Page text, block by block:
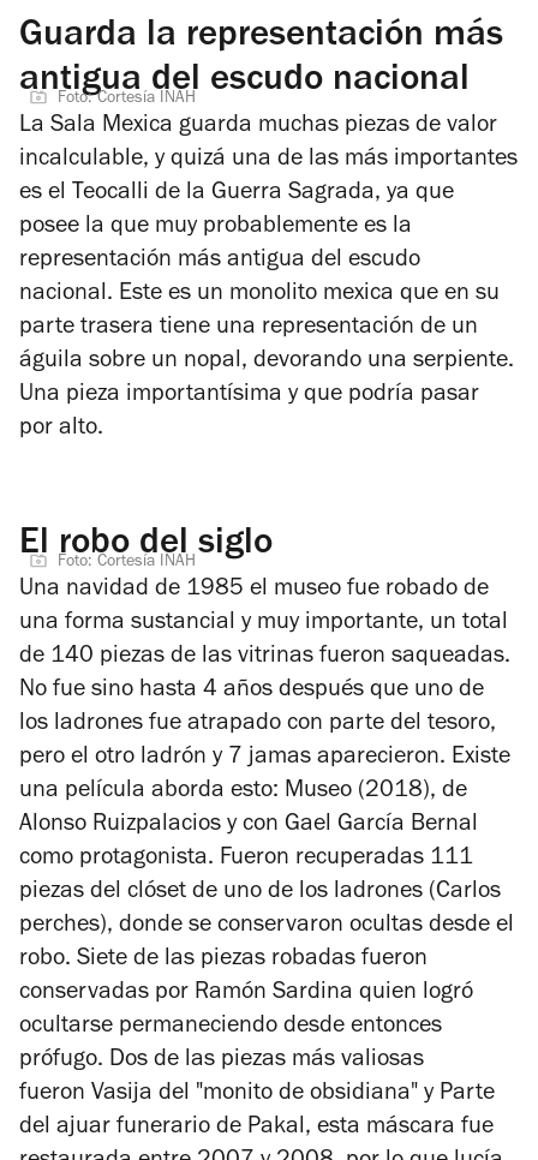
Guarda la representación más
antigua del escudo nacional
Foto: Cortesía INAH
La Sala Mexica guarda muchas piezas de valor
incalculable, y quizá una de las más importantes
es el Teocalli de la Guerra Sagrada, ya que
posee la que muy probablemente es la
representación más antigua del escudo
nacional. Este es un monolito mexica que en su
parte trasera tiene una representación de un
águila sobre un nopal, devorando una serpiente.
Una pieza importantísima y que podría pasar
por alto.
El robo del siglo
Foto: Cortesía INAH
Una navidad de 1985 el museo fue robado de
una forma sustancial y muy importante, un total
de 140 piezas de las vitrinas fueron saqueadas.
No fue sino hasta 4 años después que uno de
los ladrones fue atrapado con parte del tesoro,
pero el otro ladrón y 7 jamas aparecieron. Existe
una película aborda esto: Museo (2018), de
Alonso Ruizpalacios y con Gael García Bernal
como protagonista. Fueron recuperadas 111
piezas del clóset de uno de los ladrones (Carlos
perches), donde se conservaron ocultas desde el
robo. Siete de las piezas robadas fueron
conservadas por Ramón Sardina quien logró
ocultarse permaneciendo desde entonces
prófugo. Dos de las piezas más valiosas
fueron Vasija del "monito de obsidiana" y Parte
del ajuar funerario de Pakal, esta máscara fue